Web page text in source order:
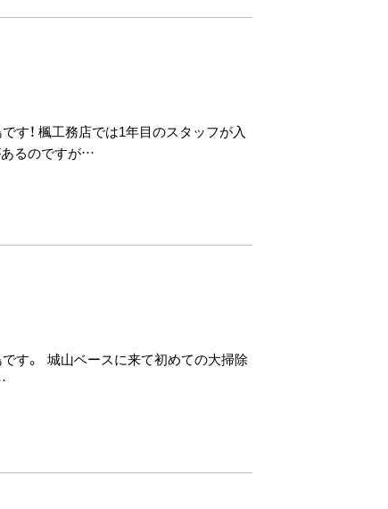
す！ 楓工務店では1年目のスタッフが入
るのですが…
です。 城山ベースに来て初めての大掃除